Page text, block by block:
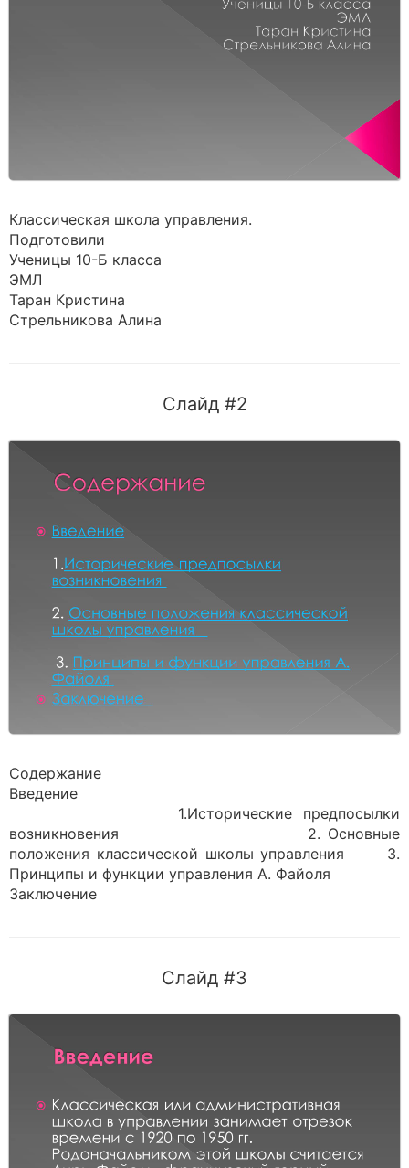
Классическая школа управления.
Подготовили
Ученицы 10-Б класса
ЭМЛ
Таран Кристина
Стрельникова Алина
Слайд #2
Содержание
Введение
1.Исторические предпосылки
возникновения 2. Основные
положения классической школы управления 3.
Принципы и функции управления А. Файоля
Заключение
Слайд #3